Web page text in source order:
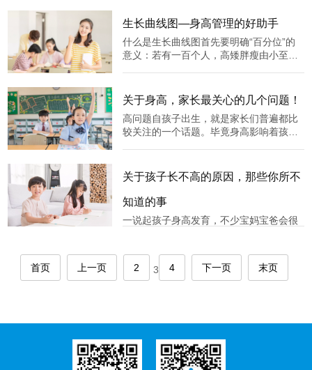
及任重道远！据统计，家长们对孩子生长
发育情况的监测以及其具体含义重要性的
理解不容乐观。87%的家长没有监测孩子
身高的习惯，不能及时发现孩子身高的异
生长曲线图—身高管理的好助手
什么是生长曲线图首先要明确“百分位”的
意义：若有一百个人，高矮胖瘦由小至大
排在第七十位者即为第七十百分位。曲线
图上：横坐标代表年龄，大格为1岁，每小
格为3个月间隔；纵坐标代表
关于身高，家长最关心的几个问题！
高问题自孩子出生，就是家长们普遍都比
较关注的一个话题。毕竟身高影响着孩子
题，这同样是父母比较担心的。关于身高
家长最关心的几个问题一、孩子每年长多
少算正常？婴儿期一年长25厘米，指
关于孩子长不高的原因，那些你所不
知道的事
一说起孩子身高发育，不少宝妈宝爸会很
遗传的影响只占到了70%，还有30%取决
首页 上一页 2 3 4 下一页 末页